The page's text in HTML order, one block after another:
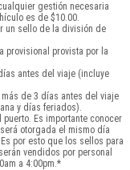
gestión necesaria
es de $10.00.
un sello de la división de
provisional provista por la
antes del viaje (incluye
de 3 días antes del viaje
y días feriados).
Es importante conocer
otorgada el mismo día
por esto que los sellos para
vendidos por personal
a 4:00pm.*